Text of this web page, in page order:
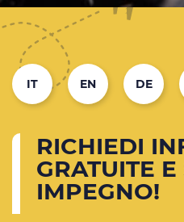
IT EN DE
RICHIEDI
GRATUITE
IMPEGNO!